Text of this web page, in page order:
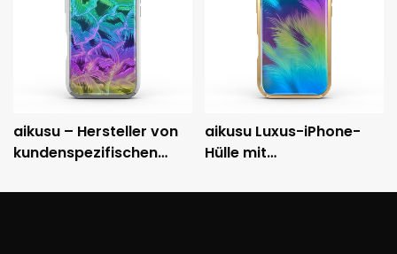
aikusu – Hersteller von
kundenspezifischen
Handyhüllen – 3M-
aikusu Luxus-iPhone-
Hülle mit
metallisch